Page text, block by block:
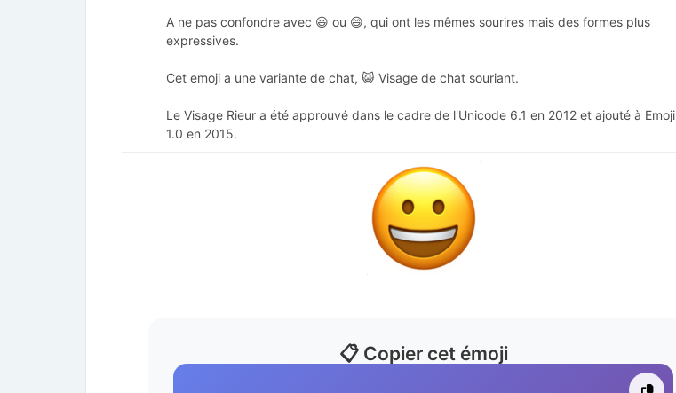
A ne pas confondre avec 😃 ou 😄, qui ont les mêmes sourires mais des formes plus
expressives.
Cet emoji a une variante de chat, 😺 Visage de chat souriant.
Le Visage Rieur a été approuvé dans le cadre de l'Unicode 6.1 en 2012 et ajouté à Emoji
1.0 en 2015.
📋 Copier cet émoji